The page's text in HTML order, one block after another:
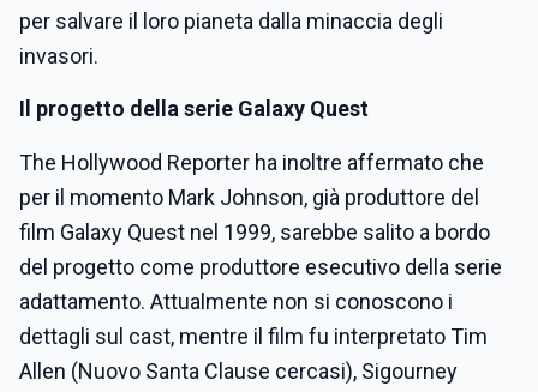
per salvare il loro pianeta dalla minaccia degli
invasori.
Il progetto della serie Galaxy Quest
The Hollywood Reporter ha inoltre affermato che
per il momento Mark Johnson, già produttore del
film Galaxy Quest nel 1999, sarebbe salito a bordo
del progetto come produttore esecutivo della serie
adattamento. Attualmente non si conoscono i
dettagli sul cast, mentre il film fu interpretato Tim
Allen (Nuovo Santa Clause cercasi), Sigourney